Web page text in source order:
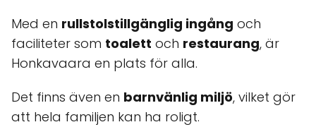
Med en rullstolstillgänglig ingång och
faciliteter som toalett och restaurang, är
Honkavaara en plats för alla.
Det finns även en barnvänlig miljö, vilket gör
att hela familjen kan ha roligt.